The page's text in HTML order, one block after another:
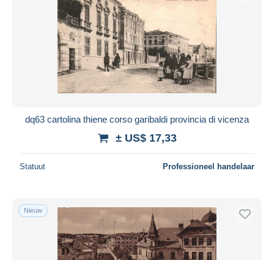
dq63 cartolina thiene corso garibaldi provincia di vicenza
± US$ 17,33
Statuut Professioneel handelaar
Nieuw